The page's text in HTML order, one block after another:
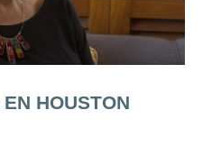
HOUSTON